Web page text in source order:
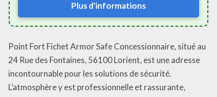
Plus d'informations
Point Fort Fichet Armor Safe Concessionnaire, situé au
24 Rue des Fontaines, 56100 Lorient, est une adresse
incontournable pour les solutions de sécurité.
L’atmosphère y est professionnelle et rassurante,